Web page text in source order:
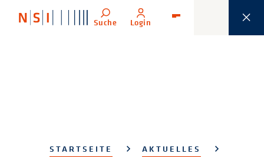
Suche Login
STARTSEITE AKTUELLES